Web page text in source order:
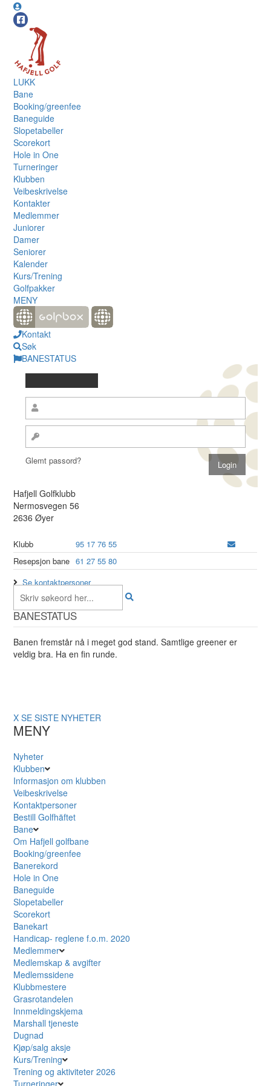
LUKK
Bane
Booking/greenfee
Baneguide
Slopetabeller
Scorekort
Hole in One
Turneringer
Klubben
Veibeskrivelse
Kontakter
Medlemmer
Juniorer
Damer
Seniorer
Kalender
Kurs/Trening
Golfpakker
MENY
Kontakt
Søk
BANESTATUS
Glemt passord?
Hafjell Golfklubb
Nermosvegen 56
2636 Øyer
Klubb
95 17 76 55
Resepsjon bane 61 27 55 80
Se kontaktpersoner
BANESTATUS
Banen fremstår nå i meget god stand. Samtlige greener er
veldig bra. Ha en fin runde.
X SE SISTE NYHETER
MENY
Nyheter
Klubben
Informasjon om klubben
Veibeskrivelse
Kontaktpersoner
Bestill Golfhäftet
Bane
Om Hafjell golfbane
Booking/greenfee
Banerekord
Hole in One
Baneguide
Slopetabeller
Scorekort
Banekart
Handicap- reglene f.o.m. 2020
Medlemmer
Medlemskap & avgifter
Medlemssidene
Klubbmestere
Grasrotandelen
Innmeldingskjema
Marshall tjeneste
Dugnad
Kjøp/salg aksje
Kurs/Trening
Trening og aktiviteter 2026
Turneringer